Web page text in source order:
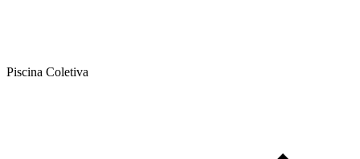
Piscina Coletiva